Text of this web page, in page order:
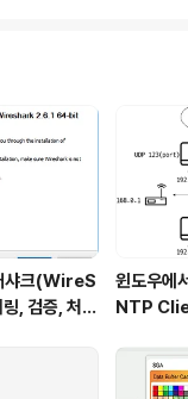
래스는 추상메서드(abstract
다.추상클래스는 추상메서드
샤크(WireS
, 검증, 처음
윈도우에
NTP
에서 시
리하기)